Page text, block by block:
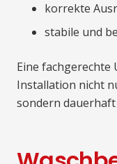
korrekte
stabile und
Eine fachgerechte
Installation nicht
sondern